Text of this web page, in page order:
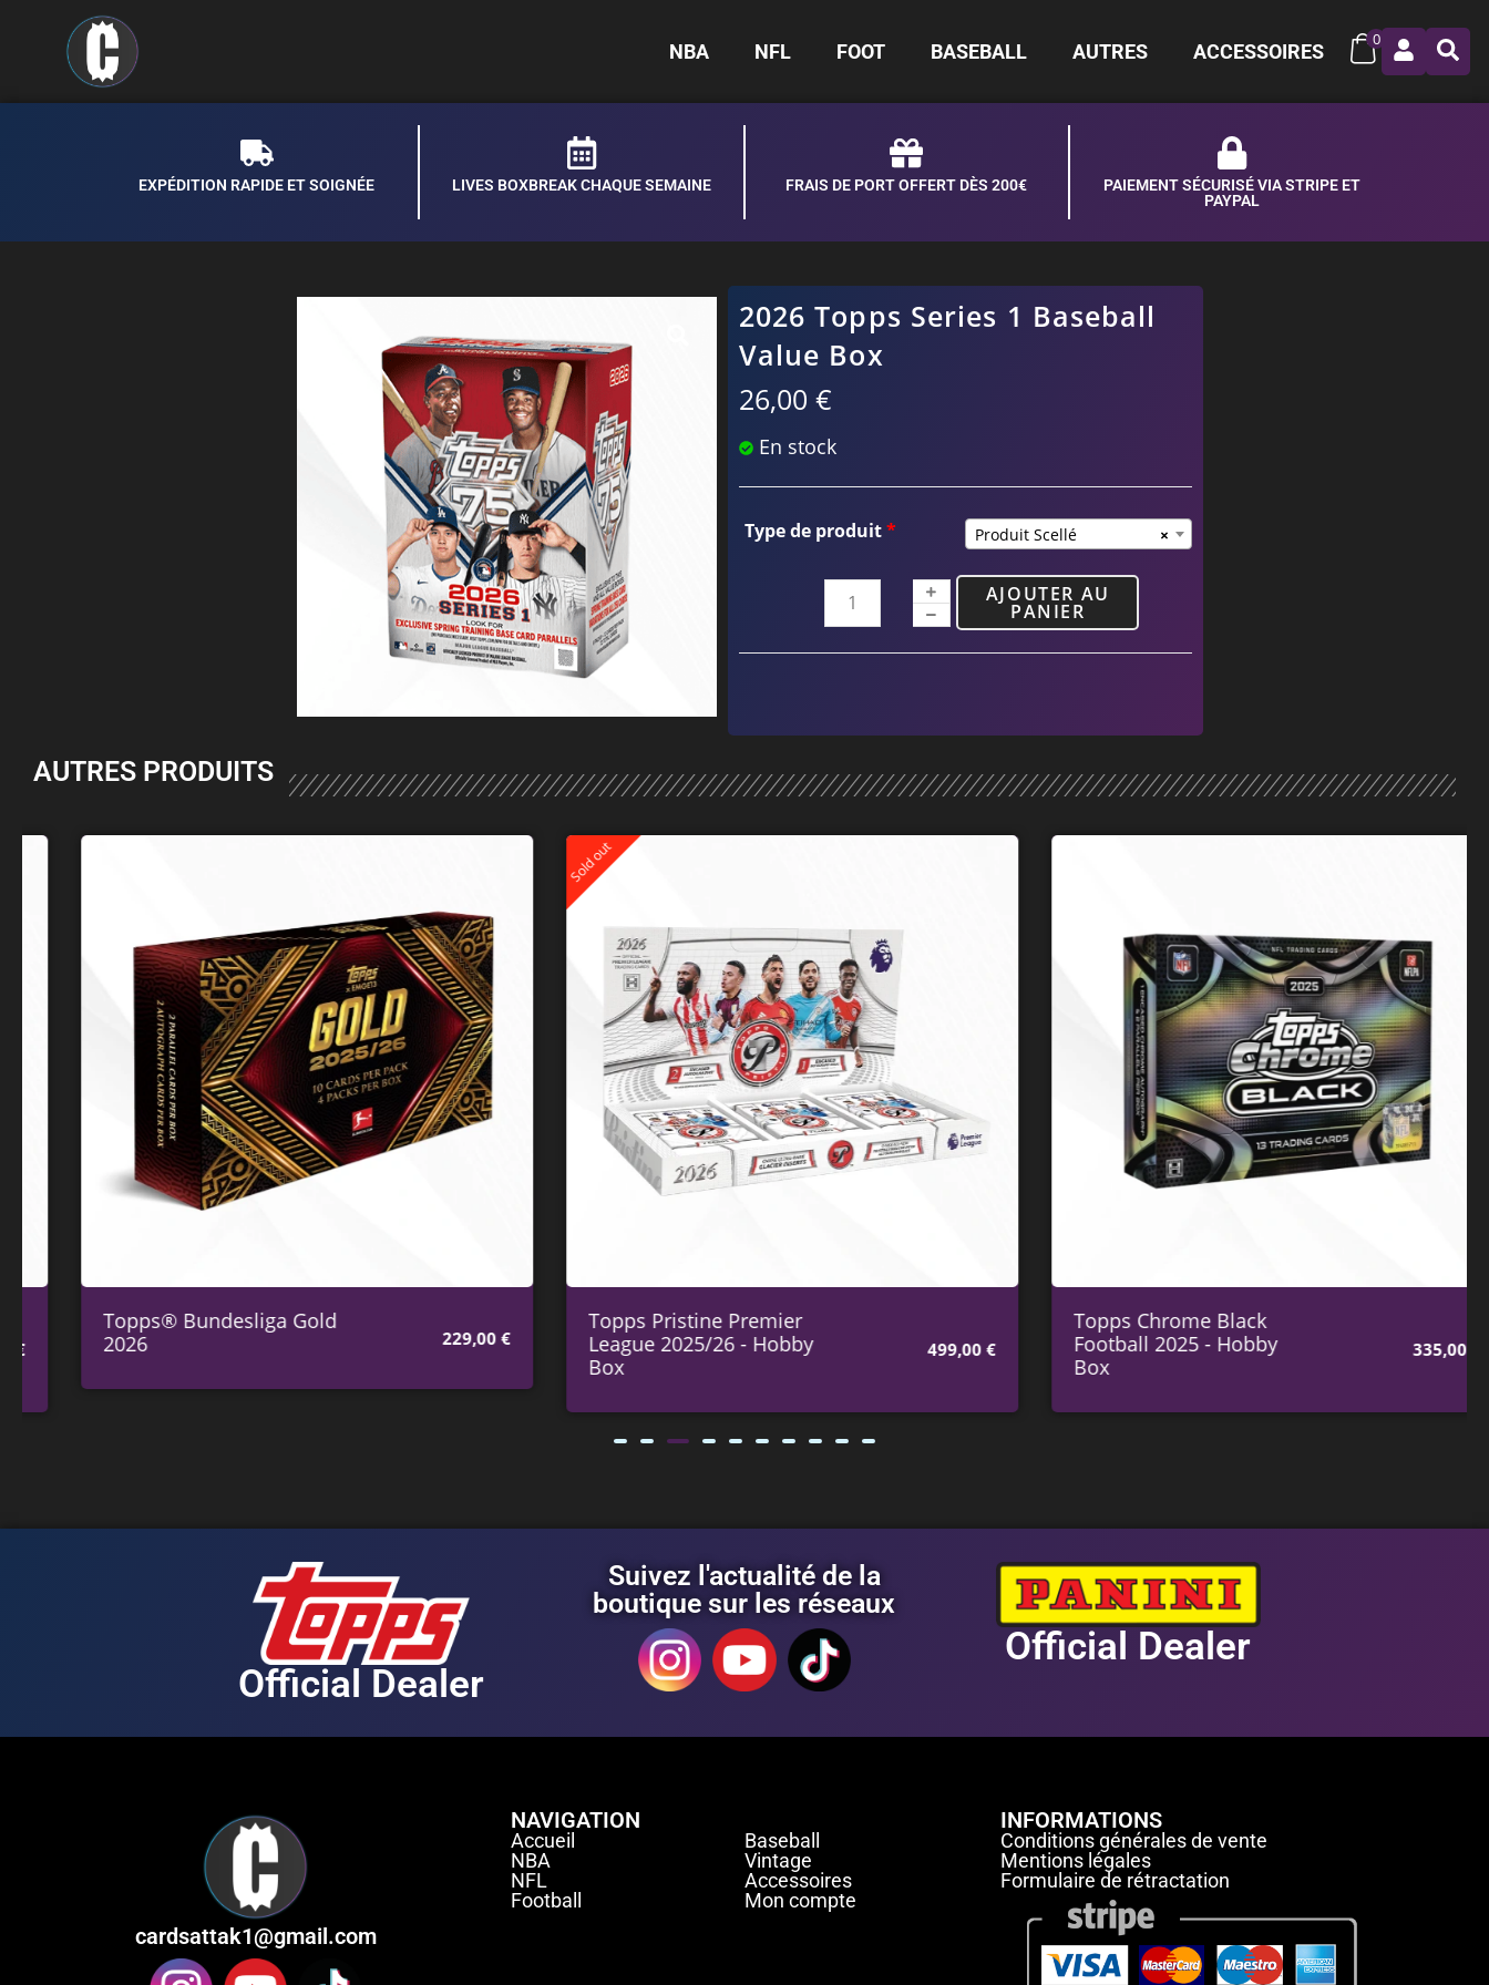
NBA NFL FOOT BASEBALL AUTRES ACCESSOIRES
0
EXPÉDITION RAPIDE ET SOIGNÉE LIVES BOXBREAK CHAQUE SEMAINE FRAIS DE PORT OFFERT DÈS 200€
PAIEMENT SÉCURISÉ VIA STRIPE ET
PAYPAL
2026 Topps Series 1 Baseball
Value Box
26,00 €
En stock
Type de produit* ×
Produit Scellé
AJOUTER AU
PANIER
AUTRES PRODUITS
Topps® Bundesliga Gold
229,00€
Topps Pristine Premier
League 2025/26 - Hobby
499,00€
Topps Chrome Black
Football 2025 - Hobby
335,00€
Official Dealer
Suivez l'actualité de la
boutique sur les réseaux
Official Dealer
cardsattak1@gmail.com
NAVIGATION
Accueil
NBA
NFL
Football
Baseball
Vintage
Accessoires
Mon compte
INFORMATIONS
Conditions générales de vente
Mentions légales
Formulaire de rétractation